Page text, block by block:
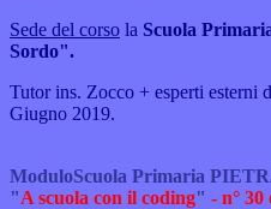
Sede del corso la Scuola
Sordo".
Tutor ins. Zocco + esperti esterni
Giugno 2019.
ModuloScuola Primaria
"A scuola con il coding" - n° 30